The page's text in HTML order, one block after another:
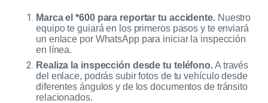
Marca el *600 para reportar tu accidente. Nuestro
equipo te guiará en los primeros pasos y te enviará
un enlace por WhatsApp para iniciar la inspección
en línea.
Realiza la inspección desde tu teléfono.A través
del enlace, podrás subir fotos de tu vehículo desde
diferentes ángulos y de los documentos de tránsito
relacionados.